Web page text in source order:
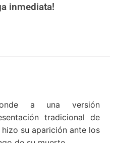
inmediata!
a una versión
tradicional de
su aparición ante los